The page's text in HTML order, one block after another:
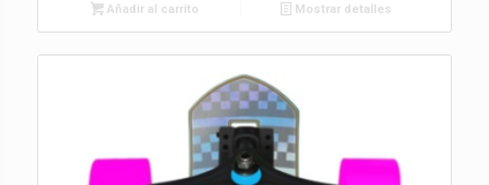
Añadir al carrito Mostrar detalles